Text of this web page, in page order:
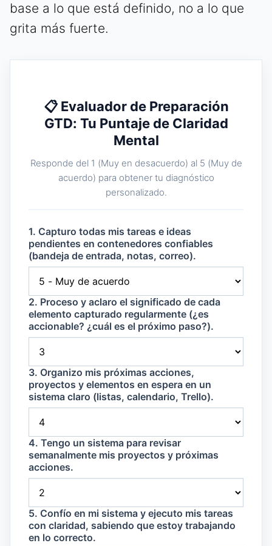
base a lo que está definido, no a lo que
grita más fuerte.
📋 Evaluador de Preparación
GTD: Tu Puntaje de Claridad
Mental
Responde del 1 (Muy en desacuerdo) al 5 (Muy de
acuerdo) para obtener tu diagnóstico
personalizado.
1. Capturo todas mis tareas e ideas
pendientes en contenedores confiables
(bandeja de entrada, notas, correo).
2. Proceso y aclaro el significado de cada
elemento capturado regularmente (¿es
accionable? ¿cuál es el próximo paso?).
3. Organizo mis próximas acciones,
proyectos y elementos en espera en un
sistema claro (listas, calendario, Trello).
4. Tengo un sistema para revisar
semanalmente mis proyectos y próximas
acciones.
5. Confío en mi sistema y ejecuto mis tareas
con claridad, sabiendo que estoy trabajando
en lo correcto.